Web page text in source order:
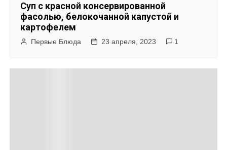
Суп с красной консервированной
фасолью, белокочанной капустой и
картофелем
Первые Блюда 23 апреля, 2023 1